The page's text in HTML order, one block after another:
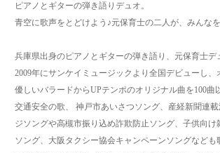
ピアノとギターの弾き語りデュオ。
青空に歌声をとどけよう♪元保育士の二人が、みんな
兵庫県出身のピアノとギターの弾き語り、元保育士デ
2009年にサンケイミュージックより全国デビューし、
優しいバラードからUPテンポのオリジナル曲を100曲
交通安全の歌、 神戸市あいさつソング、産経新聞連
ジソングや高槻市振り込め詐欺防止ソング、子供向
ソング、大阪タクシー協会キャンペーンソングなども